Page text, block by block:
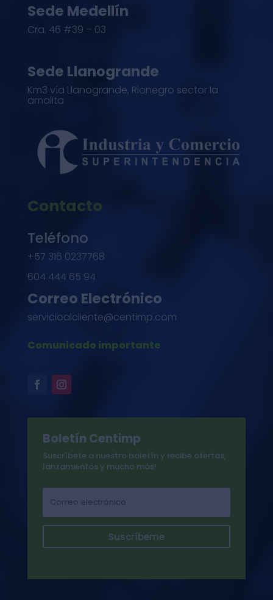
Sede Medellín
Cra. 46 #39 – 03
Sede Llanogrande
Km3 vía Llanogrande, Rionegro sector la
amalita
Contacto
Teléfono
+57 316 0237768
604 444 65 94
Correo Electrónico
servicioalcliente@centimp.com
Comunicado importante
Boletín Centimp
Suscríbete a nuestro boletín y recibe ofertas,
lanzamientos y mucho más!
Suscríbeme